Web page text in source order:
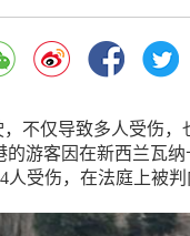
，不仅导致多人受伤
游客因在新西兰瓦纳
受伤，在法庭上被判